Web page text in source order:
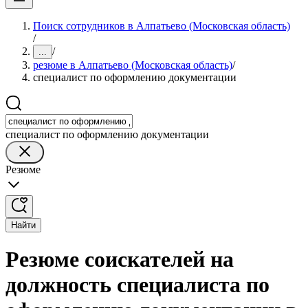
Поиск сотрудников в Алпатьево (Московская область)
/
... /
резюме в Алпатьево (Московская область)/
специалист по оформлению документации
специалист по оформлению документации
Резюме
Найти
Резюме соискателей на
должность специалиста по